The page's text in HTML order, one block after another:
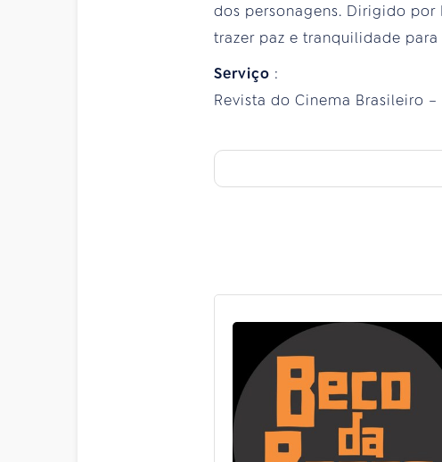
dos personagens. Dirigido
trazer paz e tranquilidade
Serviço :
Revista do Cinema Brasileiro